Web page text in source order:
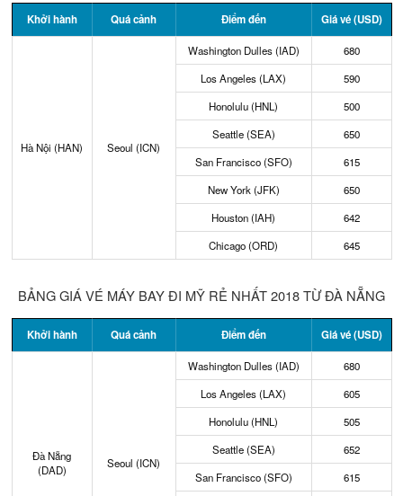
Khởi hành Quá cảnh Điểm đến Giá vé (USD)
Hà Nội (HAN) Seoul (ICN)
Washington Dulles (IAD)
680
Los Angeles (LAX)
590
Honolulu (HNL)
500
Seattle (SEA)
650
San Francisco (SFO)
615
New York (JFK)
650
Houston (IAH)
642
Chicago (ORD)
645
BẢNG GIÁ VÉ MÁY BAY ĐI MỸ RẺ NHẤT 2018 TỪ ĐÀ NẴNG
Khởi hành Quá cảnh Điểm đến Giá vé (USD)
Đà Nẵng
(DAD)
Seoul (ICN)
Washington Dulles (IAD)
680
Los Angeles (LAX)
605
Honolulu (HNL)
505
Seattle (SEA)
652
San Francisco (SFO)
615